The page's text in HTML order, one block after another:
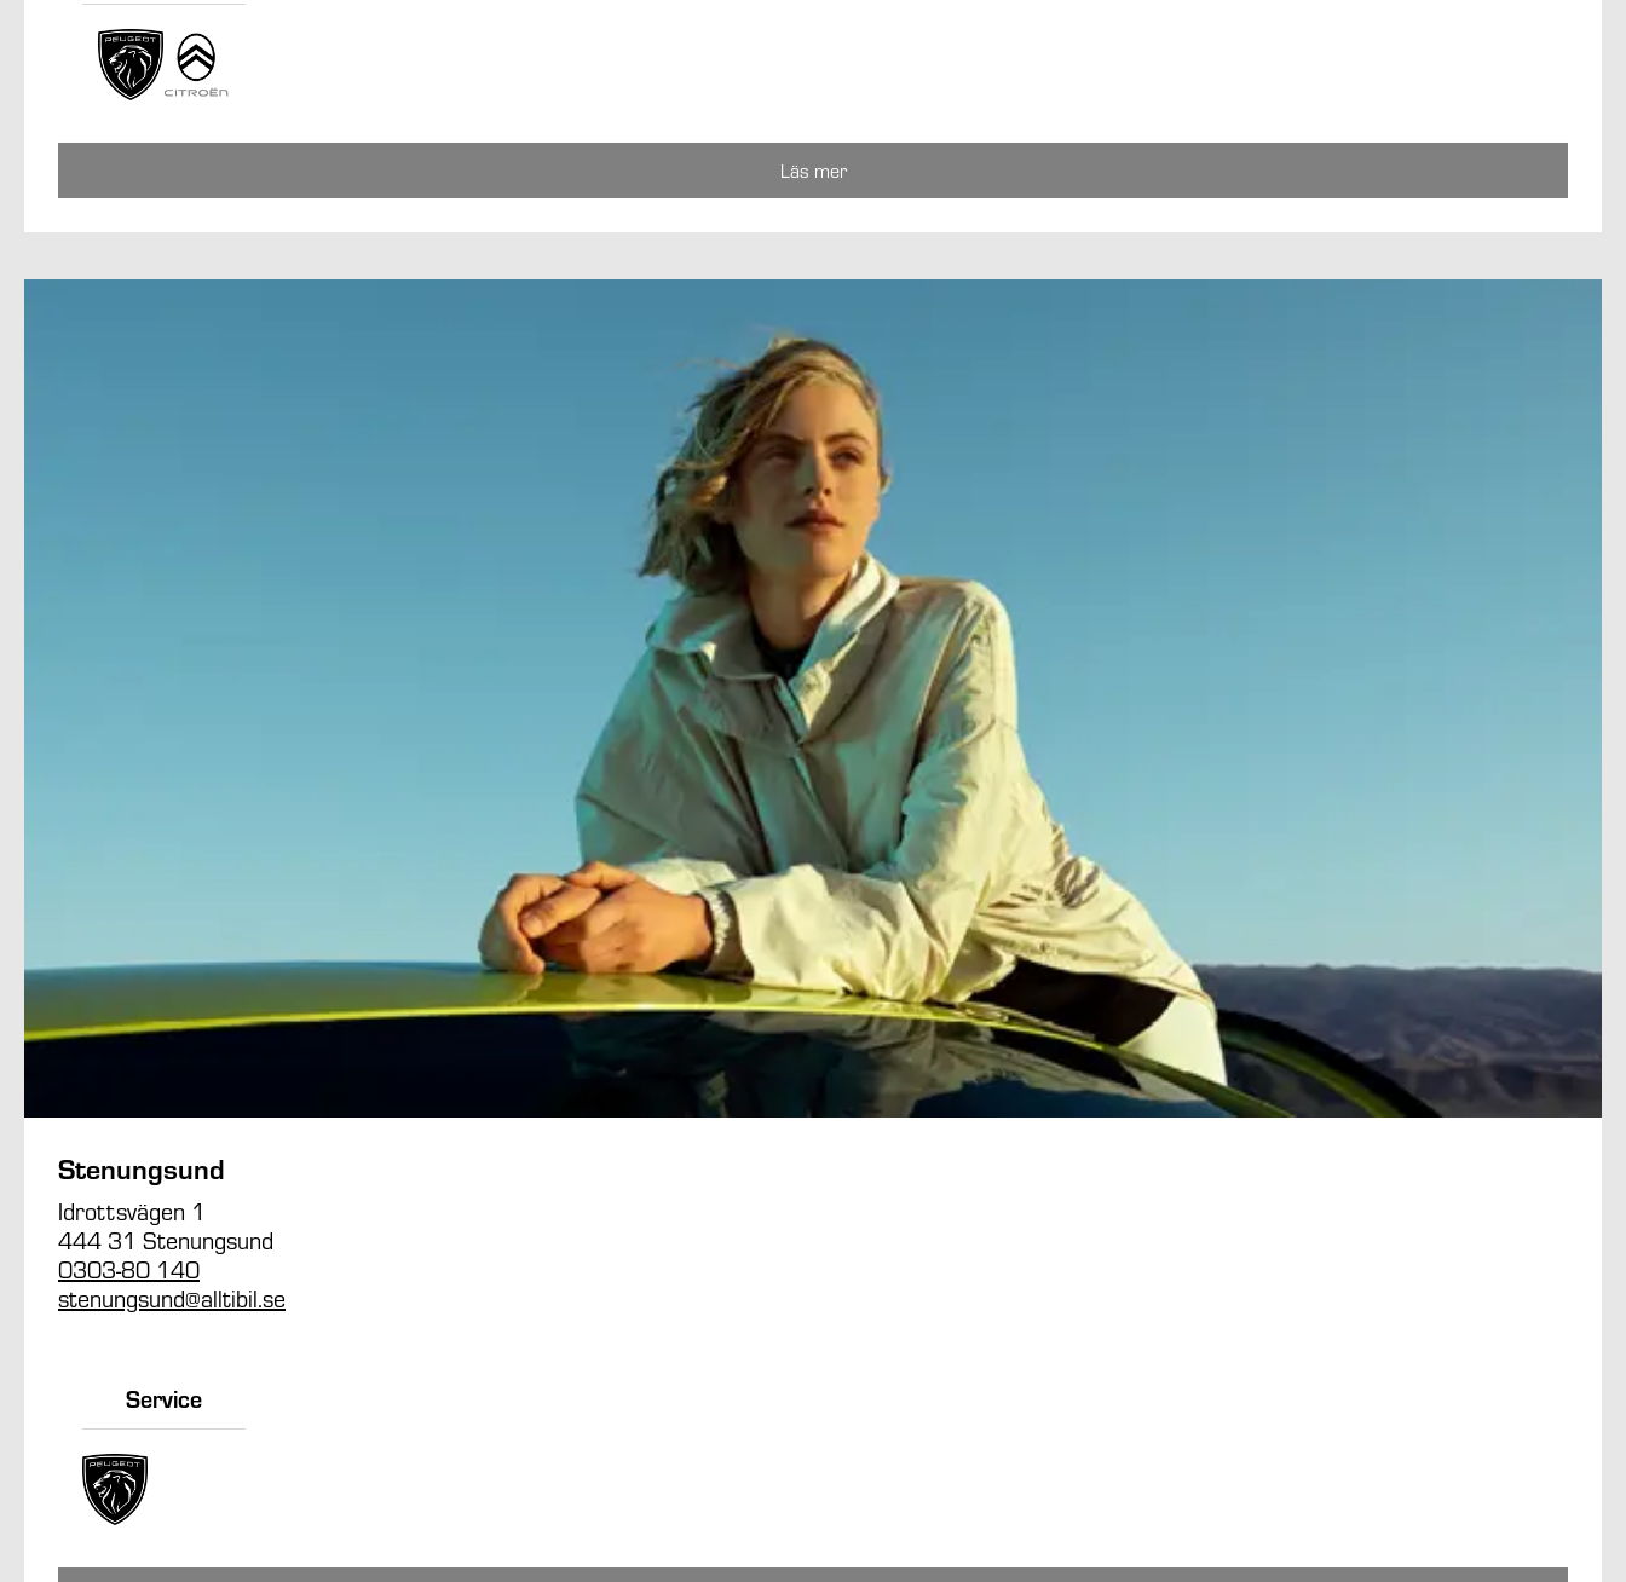
Läs mer
Stenungsund
Idrottsvägen 1
444 31 Stenungsund
0303-80 140
stenungsund@alltibil.se
Service